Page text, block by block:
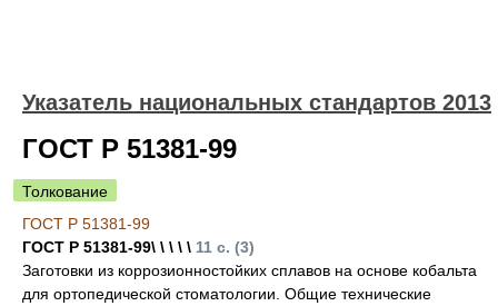
Указатель национальных стандартов 2013
ГОСТ Р 51381-99
Толкование
ГОСТ Р 51381-99
ГОСТ Р 51381-99\ \ \ \ \ 11 с. (3)
Заготовки из коррозионностойких сплавов на основе кобальта
для ортопедической стоматологии. Общие технические